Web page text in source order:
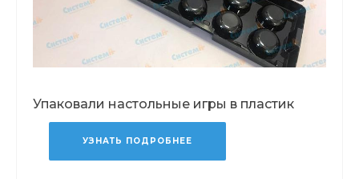
Упаковали настольные игры в пластик
УЗНАТЬ ПОДРОБНЕЕ